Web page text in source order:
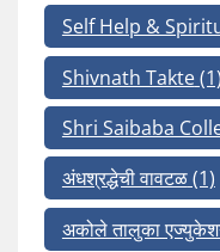
Self Help &
Shivnath Takte(1)
Shri Saibaba
अंधश्रद्धेची वावटळ(1)
अकोले तालुका